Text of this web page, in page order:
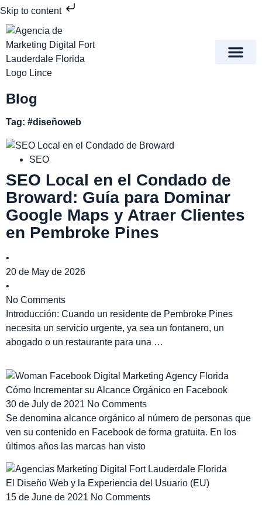
Skip to content
Blog
Tag: #diseñoweb
SEO
SEO Local en el Condado de
Broward: Guía para Dominar
Google Maps y Atraer Clientes
en Pembroke Pines
•
20 de May de 2026
•
No Comments
Introducción: Cuando un residente de Pembroke Pines
necesita un servicio urgente, ya sea un fontanero, un
abogado o un restaurante para una …
Cómo Incrementar su Alcance Orgánico en Facebook
30 de July de 2021 No Comments
Se denomina alcance orgánico al número de personas que
ven su contenido en Facebook de forma gratuita. En los
últimos años las marcas han visto
El Diseño Web y la Experiencia del Usuario (EU)
15 de June de 2021 No Comments